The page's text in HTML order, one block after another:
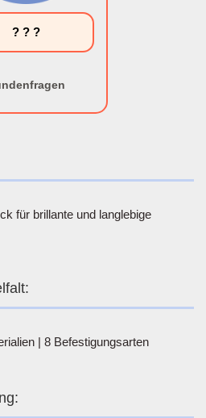
? ? ?
für brillante und langlebige
| 8 Befestigungsarten